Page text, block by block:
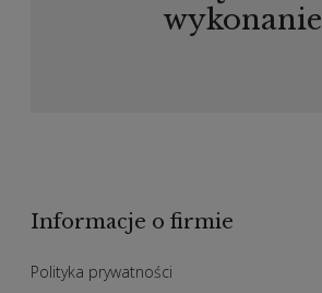
wykonanie
Informacje o firmie
Polityka prywatności